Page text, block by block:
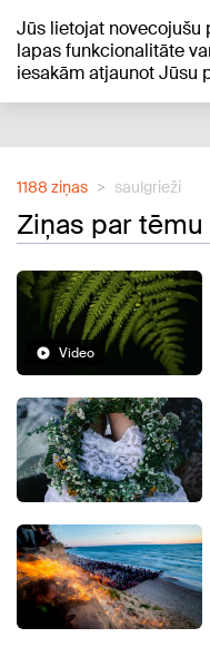
Jūs lietojat novecojušu
lapas funkcionalitāte
iesakām atjaunot Jūsu
+17°C
1188 ziņas saulgrieži
Ziņas par tēmu
Video